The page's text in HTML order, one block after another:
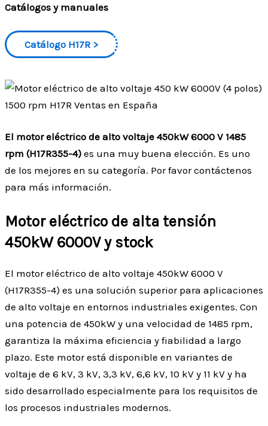
Catálogos y manuales
Catálogo H17R
El motor eléctrico de alto voltaje 450kW 6000 V 1485
rpm (H17R355-4) es una muy buena elección. Es uno
de los mejores en su categoría. Por favor contáctenos
para más información.
Motor eléctrico de alta tensión
450kW 6000V y stock
El motor eléctrico de alto voltaje 450kW 6000 V
(H17R355-4) es una solución superior para aplicaciones
de alto voltaje en entornos industriales exigentes. Con
una potencia de 450kW y una velocidad de 1485 rpm,
garantiza la máxima eficiencia y fiabilidad a largo
plazo. Este motor está disponible en variantes de
voltaje de 6 kV, 3 kV, 3,3 kV, 6,6 kV, 10 kV y 11 kV y ha
sido desarrollado especialmente para los requisitos de
los procesos industriales modernos.